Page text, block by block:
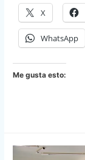
X
WhatsApp
Me gusta esto: